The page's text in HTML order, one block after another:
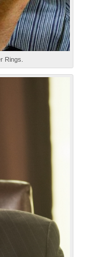
Rings.